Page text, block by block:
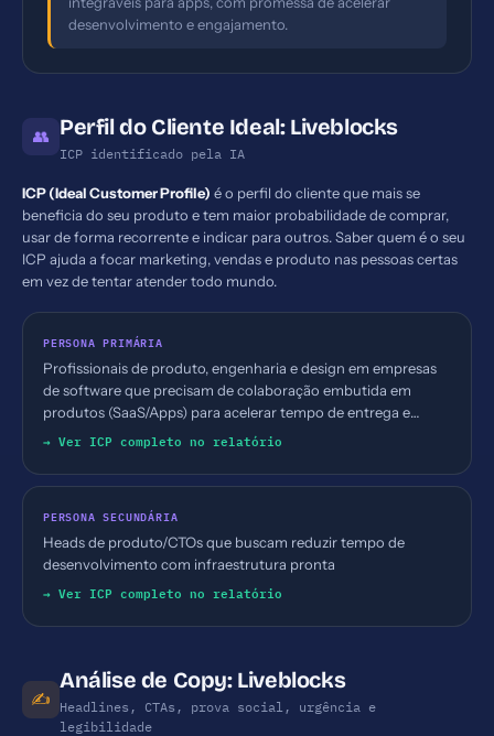
desenvolvimento e engajamento.
👥 Perfil do Cliente Ideal: Liveblocks
ICP identificado pela IA
ICP (Ideal Customer Profile) é o perfil do cliente que mais se
beneficia do seu produto e tem maior probabilidade de comprar,
usar de forma recorrente e indicar para outros. Saber quem é o seu
ICP ajuda a focar marketing, vendas e produto nas pessoas certas
em vez de tentar atender todo mundo.
PERSONA PRIMÁRIA
Profissionais de produto, engenharia e design em empresas
de software que precisam de colaboração embutida em
produtos (SaaS/Apps) para acelerar tempo de entrega e
engajamento do usuário
→ Ver ICP completo no relatório
PERSONA SECUNDÁRIA
Heads de produto/CTOs que buscam reduzir tempo de
desenvolvimento com infraestrutura pronta
→ Ver ICP completo no relatório
✍️
Análise de Copy: Liveblocks
Headlines, CTAs, prova social, urgência e
legibilidade